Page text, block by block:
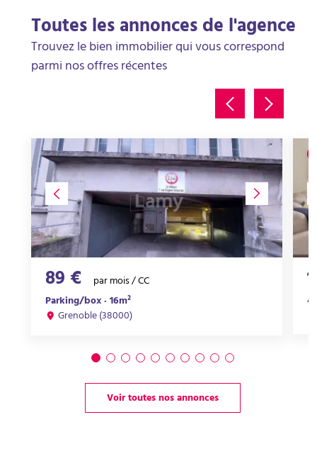
Toutes les annonces de l'agence
Trouvez le bien immobilier qui vous correspond
parmi nos offres récentes
89 €
par mois / CC
Parking/box · 16m²
Grenoble (38000)
Voir toutes nos annonces